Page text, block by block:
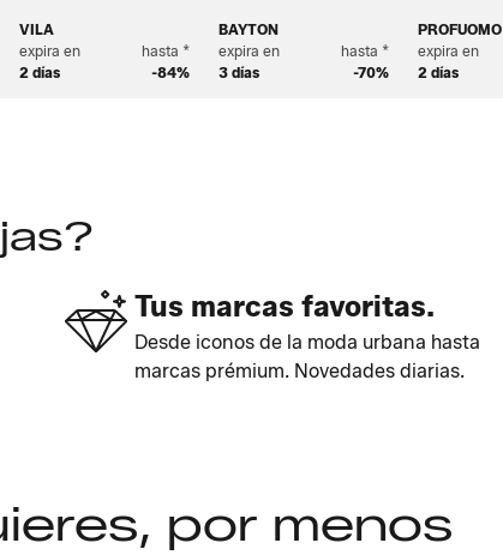
VILA
expira en
2 días
hasta *
-84%
BAYTON
expira en
3 días
hasta *
-70%
PROFUOMO
expira en
2 días
Tus marcas favoritas.
Desde iconos de la moda urbana hasta
marcas prémium. Novedades diarias.
por menos